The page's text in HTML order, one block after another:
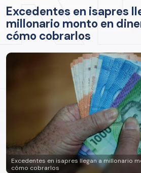
Excedentes en isapres
millonario monto en
cómo cobrarlos
Excedentes en isapres llegan a millonario
cómo cobrarlos